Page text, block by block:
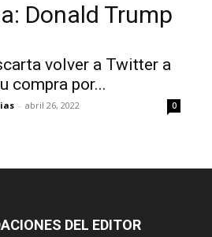
Donald Trump
volver a Twitter a
compra por...
- abril 26, 2022 0
DEL EDITOR